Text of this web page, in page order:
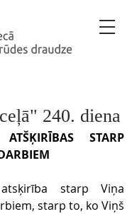
240. diena
STARP
starp Viņa
starp to, ko Viņš